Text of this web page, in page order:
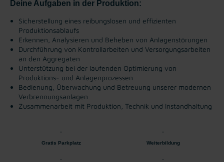
Deine Aufgaben in der Produktion:
Sicherstellung eines reibungslosen und effizienten
Produktionsablaufs
Erkennen, Analysieren und Beheben von Anlagenstörungen
Durchführung von Kontrollarbeiten und Versorgungsarbeiten
an den Aggregaten
Unterstützung bei der laufenden Optimierung von
Produktions- und Anlagenprozessen
Bedienung, Überwachung und Betreuung unserer modernen
Verbrennungsanlagen
Zusammenarbeit mit Produktion, Technik und Instandhaltung
Gratis Parkplatz Weiterbildung